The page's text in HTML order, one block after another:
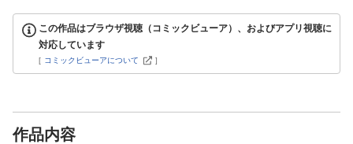
この作品はブラウザ視聴（コミックビューア）、およびアプリ視聴に
対応しています
[ コミックビューアについて ]
作品内容